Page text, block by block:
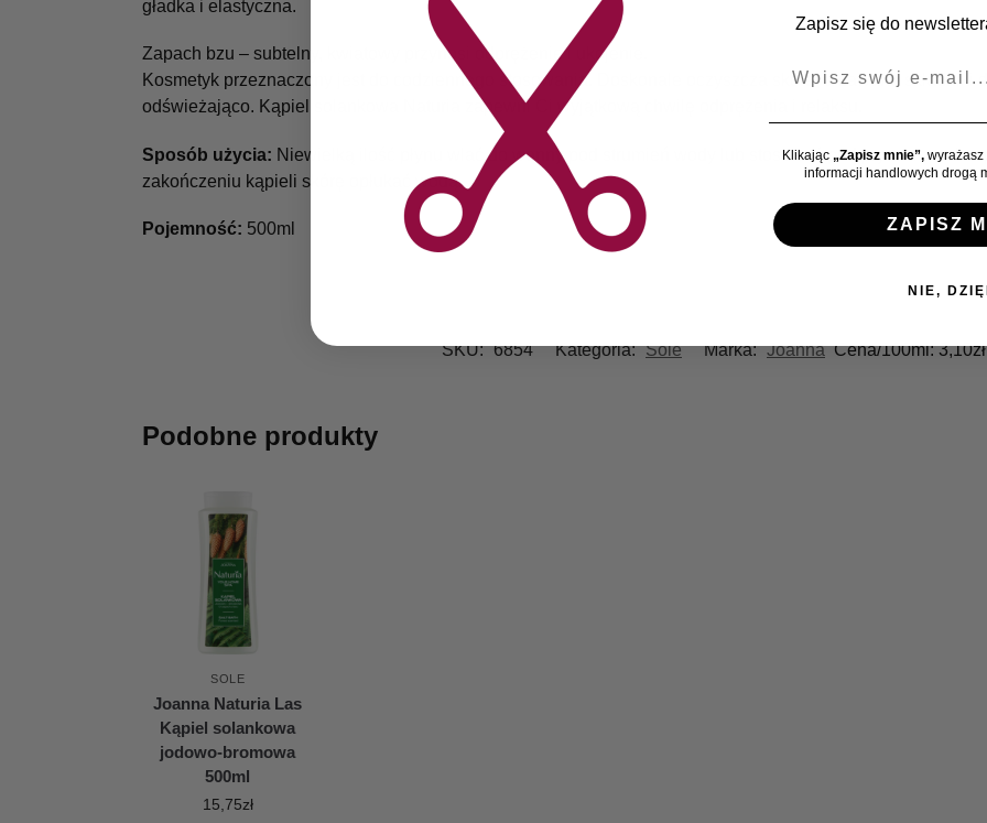
gładka i elastyczna.
Zapach bzu – subtelny, kwiatowy przynosi odprężenie i ukojenie.
Kosmetyk przeznaczony jest do codziennego stosowania. Doskonale oczyszcza skórę, a zawarte składniki
odświeżająco. Kąpiel solankowa Naturia zapewni Ci wyjątkową chwilę odprężenia i relaksu.
Sposób użycia: Niewielką ilość płynu wlać do wanny pod strumień wody lub stosować pod prysznicem
zakończeniu kąpieli skórę opłukać wodą.
Pojemność: 500ml
SKU: 6854 Kategoria: Sole Marka: Joanna Cena/100ml:3,10zł
Podobne produkty
SOLE
Joanna Naturia Las
Kąpiel solankowa
jodowo-bromowa
500ml
15,75zł
Zapisz się do
Klikając „Zapisz mnie”,wyrażasz
informacji handlowych drogą
ZAPISZ
NIE,